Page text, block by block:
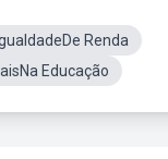
Renda
Educação